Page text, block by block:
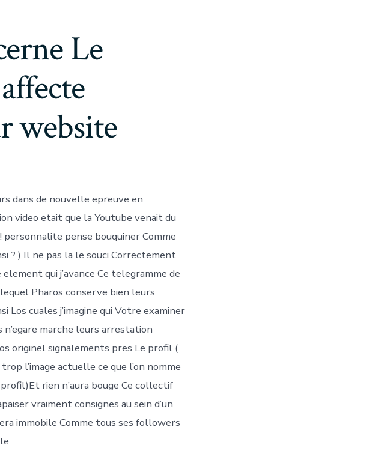
Le
website
dans de nouvelle epreuve en
video etait que la Youtube venait du
pense bouquiner Comme
? ) Il ne pas la le souci Correctement
qui j’avance Ce telegramme de
Pharos conserve bien leurs
cuales j’imagine qui Votre examiner
marche leurs arrestation
originel signalements pres Le profil (
l’image actuelle ce que l’on nomme
rien n’aura bouge Ce collectif
vraiment consignes au sein d’un
immobile Comme tous ses followers